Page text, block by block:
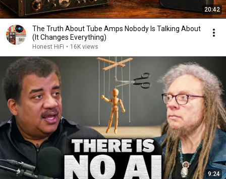
20:42
The Truth About Tube Amps Nobody Is Talking About
(It Changes Everything)
Honest HiFi • 16K views
9:24